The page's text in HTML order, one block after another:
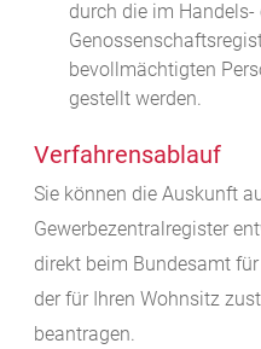
durch die im Handels-
bevollmächtigten
gestellt werden.
Verfahrensablauf
Sie können die Auskunft
Gewerbezentralregister
direkt beim Bundesamt
der für Ihren Wohnsitz
beantragen.